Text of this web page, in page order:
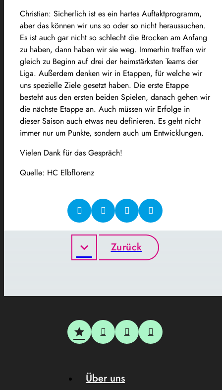
Christian: Sicherlich ist es ein hartes Auftaktprogramm,
aber das können wir uns so oder so nicht heraussuchen.
Es ist auch gar nicht so schlecht die Brocken am Anfang
zu haben, dann haben wir sie weg. Immerhin treffen wir
gleich zu Beginn auf drei der heimstärksten Teams der
Liga. Außerdem denken wir in Etappen, für welche wir
uns spezielle Ziele gesetzt haben. Die erste Etappe
besteht aus den ersten beiden Spielen, danach gehen wir
die nächste Etappe an. Auch müssen wir Erfolge in
dieser Saison auch etwas neu definieren. Es geht nicht
immer nur um Punkte, sondern auch um Entwicklungen.
Vielen Dank für das Gespräch!
Quelle: HC Elbflorenz
Zurück
Über uns